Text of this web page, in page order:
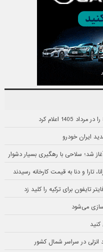
تارا و دنا به قیمت کارخانه رسیدند
می‌شود
انزلی در سراسر شمال کشور